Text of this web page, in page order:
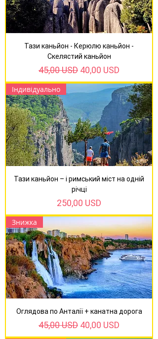
Тази каньйон - Керюлю каньйон -
Скелястий каньйон
Звичайна ціна
45,00 USD За розпродажем
40,00 USD
Індивідуально
Тази каньйон – і римський міст на одній
річці
Ціна
250,00 USD
Знижка
Оглядова по Анталії + канатна дорога
Звичайна ціна
45,00 USD За розпродажем
40,00 USD